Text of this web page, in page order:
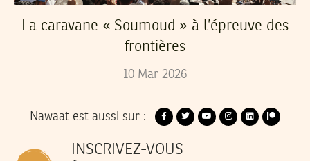
La caravane « Soumoud » à l’épreuve des
frontières
10 Mar 2026
Nawaat est aussi sur :
INSCRIVEZ-VOUS